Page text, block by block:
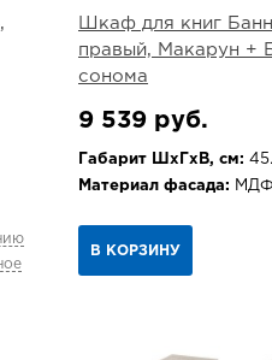
Шкаф для книг
правый, Макарун +
сонома
9 539 руб.
Габарит ШхГхВ, см:
Материал фасада: МДФ
В КОРЗИНУ